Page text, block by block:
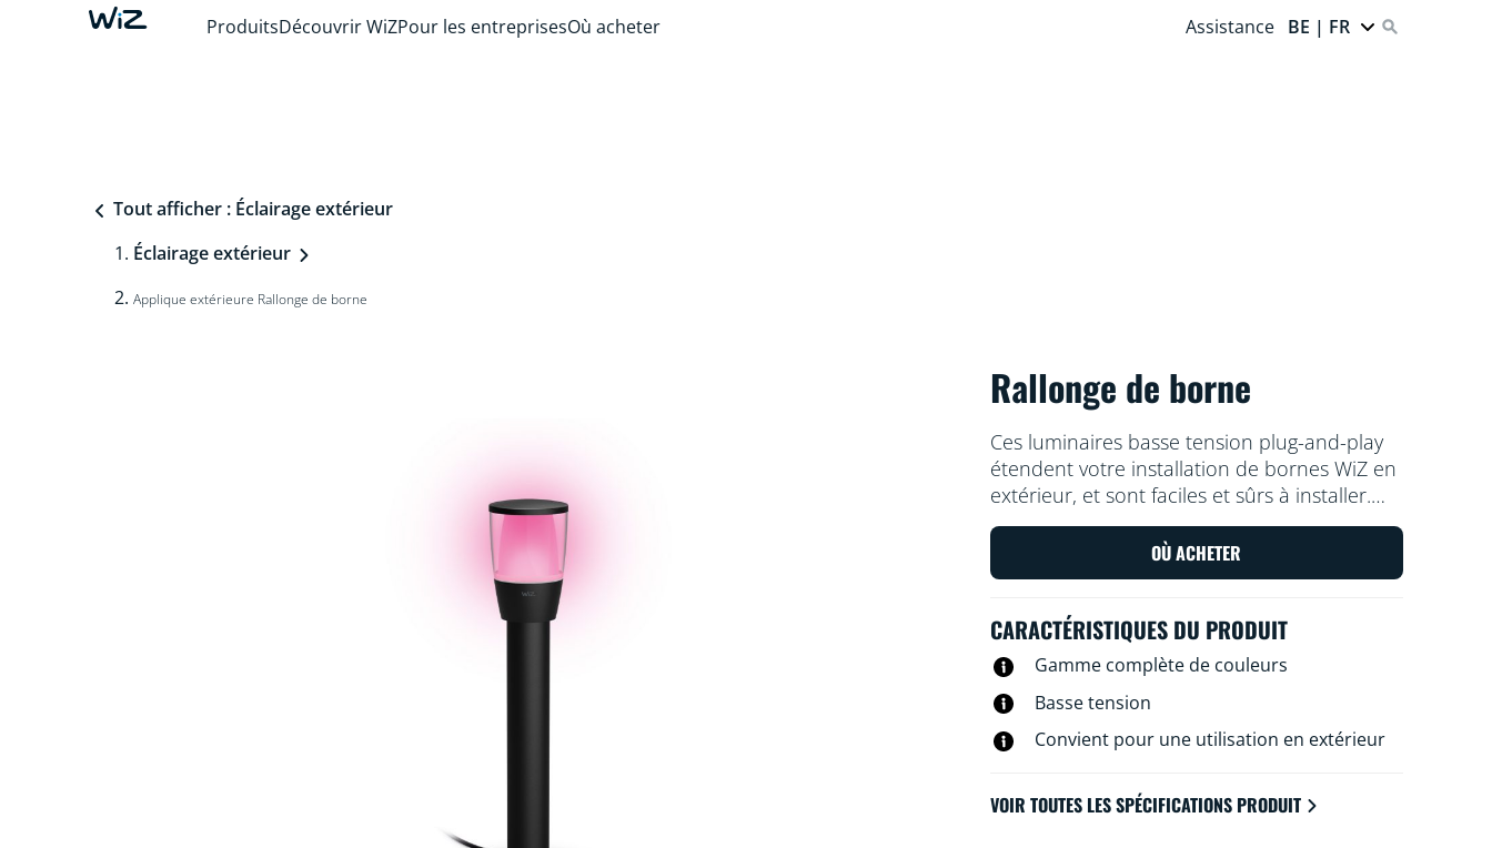
ProduitsDécouvrir WiZPour les entreprisesOù acheter Assistance BE | FR
Tout afficher : Éclairage extérieur
Éclairage extérieur
Applique extérieure Rallonge de borne
Rallonge de borne
Ces luminaires basse tension plug-and-play
étendent votre installation de bornes WiZ en
extérieur, et sont faciles et sûrs à installer.
Disposez-les ou réorganisez-les à votre goût,
sans câblage supplémentaire. Utilisez votre
réseau Wi-Fi existant pour contrôler les
OÙ ACHETER
CARACTÉRISTIQUES DU PRODUIT
Gamme complète de couleurs
Basse tension
Convient pour une utilisation en extérieur
VOIR TOUTES LES SPÉCIFICATIONS PRODUIT